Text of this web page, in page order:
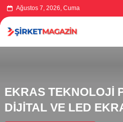
Ağustos 7, 2026, Cuma
EKRAS TEKNOLOJİ
DİJİTAL VE LED